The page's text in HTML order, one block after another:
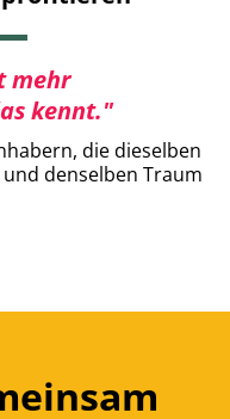
mehr
kennt."
die dieselben
denselben Traum